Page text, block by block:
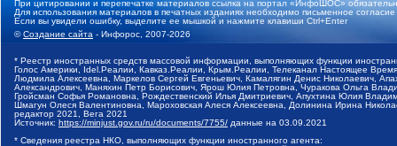
При цитировании и перепечатке материалов ссылка на портал «ИнфоШОС»
Для использования материалов в печатных изданиях необходимо письменное
Если вы увидели ошибку, выделите ее мышкой и нажмите клавиши Ctrl+Enter
©Создание сайта - Инфорос, 2007-2026
* Реестр иностранных средств массовой информации, выполняющих функции
Голос Америки, Idel.Реалии, Кавказ.Реалии, Крым.Реалии, Телеканал Настоящее
Людмила Алексеевна, Маркелов Сергей Евгеньевич, Камалягин Денис Николаевич,
Александрович, Маняхин Петр Борисович, Ярош Юлия Петровна, Чуракова Ольга
Гройсман Софья Романовна, Рождественский Илья Дмитриевич, Апухтина Юлия
Шмагун Олеся Валентиновна, Мароховская Алеся Алексеевна, Долинина Ирина
редактор 2021, Вега 2021
Источник: https://minjust.gov.ru/ru/documents/7755/ данные на 03.09.2021
* Сведения реестра НКО, выполняющих функции иностранного агента: